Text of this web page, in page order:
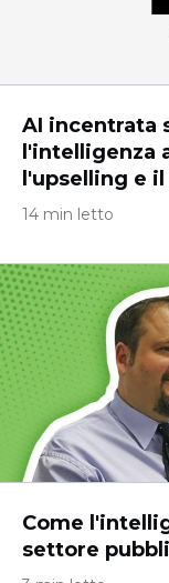
AI incentrata
l'intelligenza
l'upselling e
14 min letto
Come
settore